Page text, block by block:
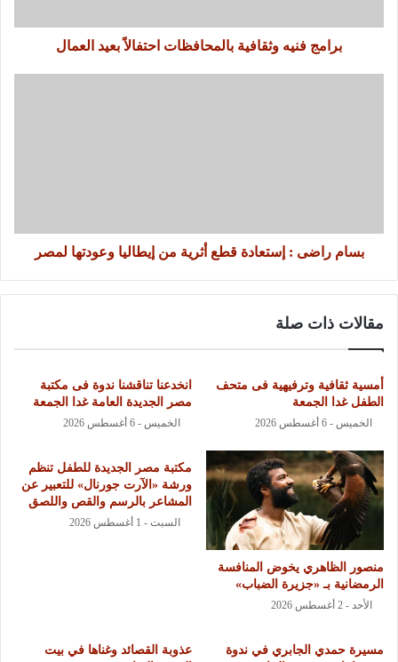
برامج فنيه وثقافية بالمحافظات احتفالاً بعيد العمال
بسام راضى : إستعادة قطع أثرية من إيطاليا وعودتها لمصر
مقالات ذات صلة
أمسية ثقافية وترفيهية فى متحف
الطفل غدا الجمعة
الخميس - 6 أغسطس 2026
انخدعنا تناقشنا ندوة فى مكتبة
مصر الجديدة العامة غدا الجمعة
الخميس - 6 أغسطس 2026
منصور الظاهري يخوض المنافسة
الرمضانية بـ «جزيرة الضباب»
الأحد - 2 أغسطس 2026
مكتبة مصر الجديدة للطفل تنظم
ورشة «الآرت جورنال» للتعبير عن
المشاعر بالرسم والقص واللصق
السبت - 1 أغسطس 2026
مسيرة حمدي الجابري في ندوة
عذوبة القصائد وغناها في بيت